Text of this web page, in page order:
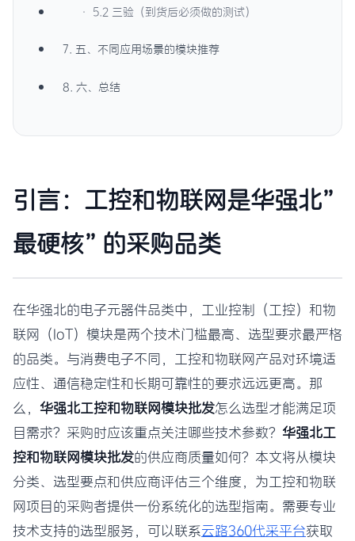
· 5.2 三验（到货后必须做的测试）
7. 五、不同应用场景的模块推荐
8. 六、总结
引言：工控和物联网是华强北”
最硬核”的采购品类
在华强北的电子元器件品类中，工业控制（工控）和物
联网（IoT）模块是两个技术门槛最高、选型要求最严格
的品类。与消费电子不同，工控和物联网产品对环境适
应性、通信稳定性和长期可靠性的要求远远更高。那
么， 华强北工控和物联网模块批发怎么选型才能满足项
目需求？采购时应该重点关注哪些技术参数？ 华强北工
控和物联网模块批发的供应商质量如何？本文将从模块
分类、选型要点和供应商评估三个维度，为工控和物联
网项目的采购者提供一份系统化的选型指南。需要专业
技术支持的选型服务，可以联系云路360代采平台获取